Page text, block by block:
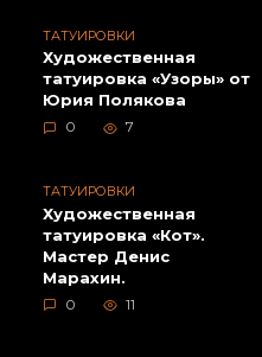
ТАТУИРОВКИ
Художественная
татуировка «Узоры» от
Юрия Полякова
0 7
ТАТУИРОВКИ
Художественная
татуировка «Кот».
Мастер Денис
Марахин.
0 11